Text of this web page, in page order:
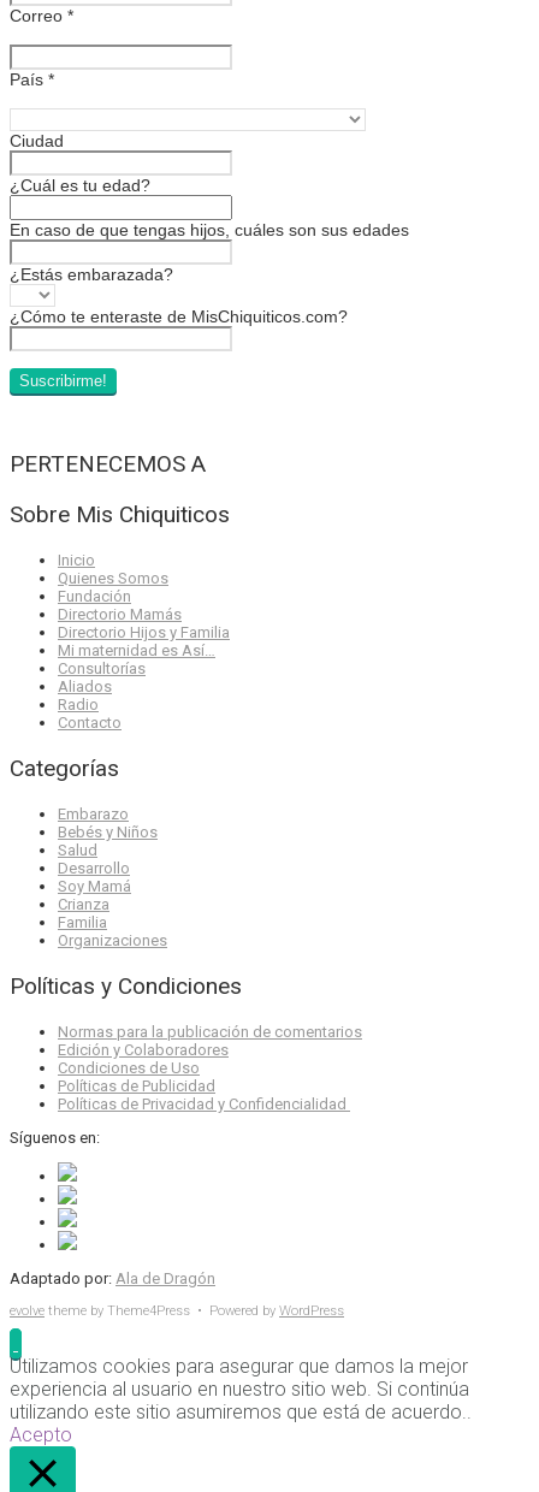
Correo *
País *
Ciudad
¿Cuál es tu edad?
En caso de que tengas hijos, cuáles son sus edades
¿Estás embarazada?
¿Cómo te enteraste de MisChiquiticos.com?
PERTENECEMOS A
Sobre Mis Chiquiticos
Inicio
Quienes Somos
Fundación
Directorio Mamás
Directorio Hijos y Familia
Mi maternidad es Así…
Consultorías
Aliados
Radio
Contacto
Categorías
Embarazo
Bebés y Niños
Salud
Desarrollo
Soy Mamá
Crianza
Familia
Organizaciones
Políticas y Condiciones
Normas para la publicación de comentarios
Edición y Colaboradores
Condiciones de Uso
Políticas de Publicidad
Políticas de Privacidad y Confidencialidad
Síguenos en:
Adaptado por: Ala de Dragón
evolve theme by Theme4Press • Powered by WordPress
Utilizamos cookies para asegurar que damos la mejor
experiencia al usuario en nuestro sitio web. Si continúa
utilizando este sitio asumiremos que está de acuerdo..
Acepto